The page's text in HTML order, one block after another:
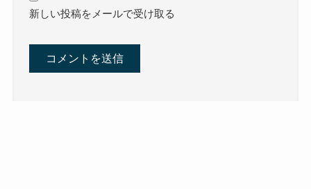
新しい投稿をメールで受け取る